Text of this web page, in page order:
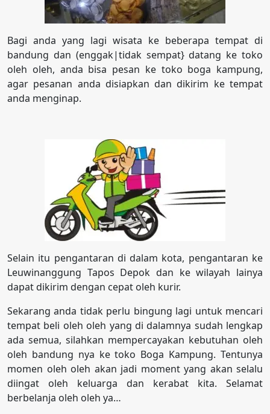
Bagi anda yang lagi wisata ke beberapa tempat di
bandung dan (enggak|tidak sempat} datang ke toko
oleh oleh, anda bisa pesan ke toko boga kampung,
agar pesanan anda disiapkan dan dikirim ke tempat
anda menginap.
Selain itu pengantaran di dalam kota, pengantaran ke
Leuwinanggung Tapos Depok dan ke wilayah lainya
dapat dikirim dengan cepat oleh kurir.
Sekarang anda tidak perlu bingung lagi untuk mencari
tempat beli oleh oleh yang di dalamnya sudah lengkap
ada semua, silahkan mempercayakan kebutuhan oleh
oleh bandung nya ke toko Boga Kampung. Tentunya
momen oleh oleh akan jadi moment yang akan selalu
diingat oleh keluarga dan kerabat kita. Selamat
berbelanja oleh oleh ya…